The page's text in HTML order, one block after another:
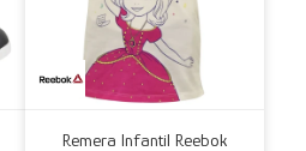
Remera Infantil Reebok